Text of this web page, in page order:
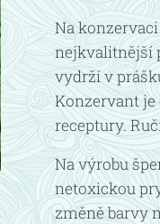
Na
nejkvalitnější
vydrží v
Konzervant
receptury.
Na výrobu
netoxickou
změně barvy